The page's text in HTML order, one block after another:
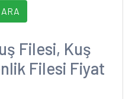
Filesi, Kuş
Filesi Fiyat